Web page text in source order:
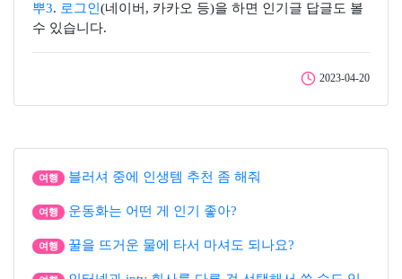
뿌3. 로그인 (네이버, 카카오 등)을 하면 인기글 답글도 볼
수 있습니다.
2023-04-20
여행 블러셔 중에 인생템 추천 좀 해줘
여행 운동화는 어떤 게 인기 좋아?
여행 꿀을 뜨거운 물에 타서 마셔도 되나요?